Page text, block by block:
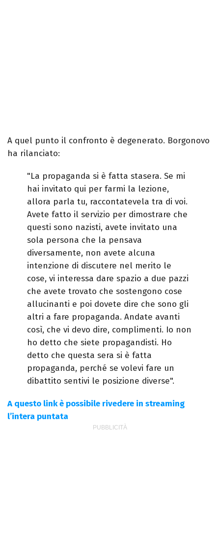
A quel punto il confronto è degenerato. Borgonovo
ha rilanciato:
"La propaganda si è fatta stasera. Se mi
hai invitato qui per farmi la lezione,
allora parla tu, raccontatevela tra di voi.
Avete fatto il servizio per dimostrare che
questi sono nazisti, avete invitato una
sola persona che la pensava
diversamente, non avete alcuna
intenzione di discutere nel merito le
cose, vi interessa dare spazio a due pazzi
che avete trovato che sostengono cose
allucinanti e poi dovete dire che sono gli
altri a fare propaganda. Andate avanti
così, che vi devo dire, complimenti. Io non
ho detto che siete propagandisti. Ho
detto che questa sera si è fatta
propaganda, perché se volevi fare un
dibattito sentivi le posizione diverse".
A questo link è possibile rivedere in streaming
l’intera puntata